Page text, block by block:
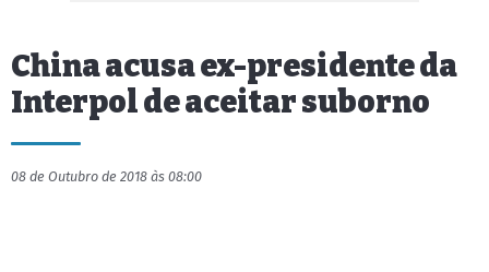
China acusa ex-presidente da
Interpol de aceitar suborno
08 de Outubro de 2018 às 08:00